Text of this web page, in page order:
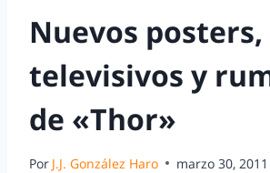
Nuevos posters,
televisivos y
de «Thor»
Por J.J. González Haro marzo 30, 2011